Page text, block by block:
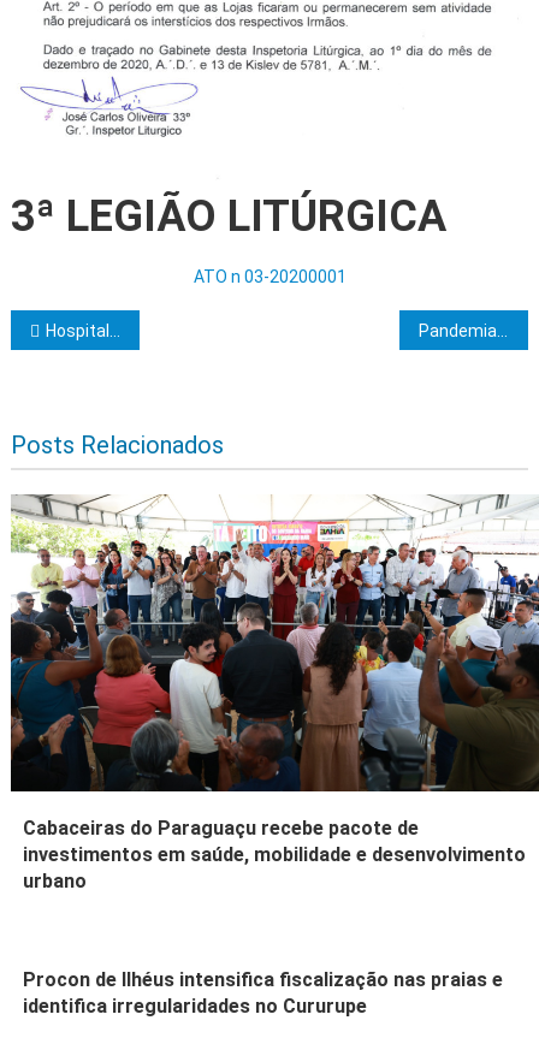
3ª LEGIÃO LITÚRGICA
ATO n 03-20200001
Navegação de Post
Hospitaleiro Pandemia, o caos instalou-se no mundo!
Posts Relacionados
Cabaceiras do Paraguaçu recebe pacote de
investimentos em saúde, mobilidade e desenvolvimento
urbano
Procon de Ilhéus intensifica fiscalização nas praias e
identifica irregularidades no Cururupe